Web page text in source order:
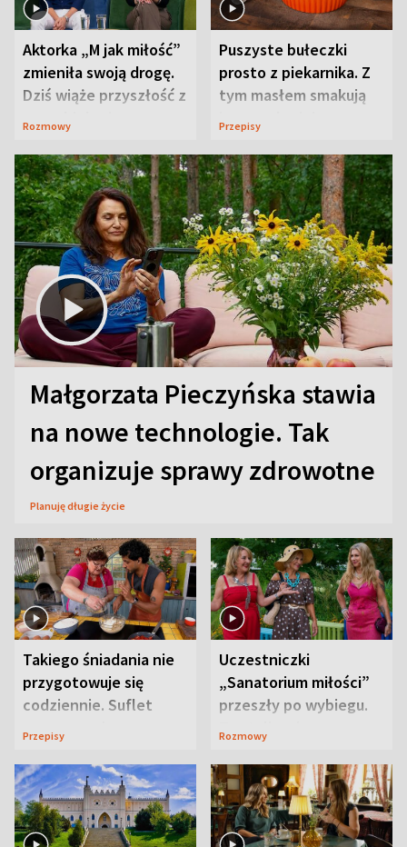
Aktorka „M jak miłość”
zmieniła swoją drogę.
Dziś wiąże przyszłość z
neurobiologią
Rozmowy
Puszyste bułeczki
prosto z piekarnika. Z
tym masłem smakują
jeszcze lepiej
Przepisy
Małgorzata Pieczyńska stawia
na nowe technologie. Tak
organizuje sprawy zdrowotne
Planuję długie życie
Takiego śniadania nie
przygotowuje się
codziennie. Suflet
serowy zachwyca
Przepisy
Uczestniczki
„Sanatorium miłości”
przeszły po wybiegu.
Te stylizacje
Rozmowy